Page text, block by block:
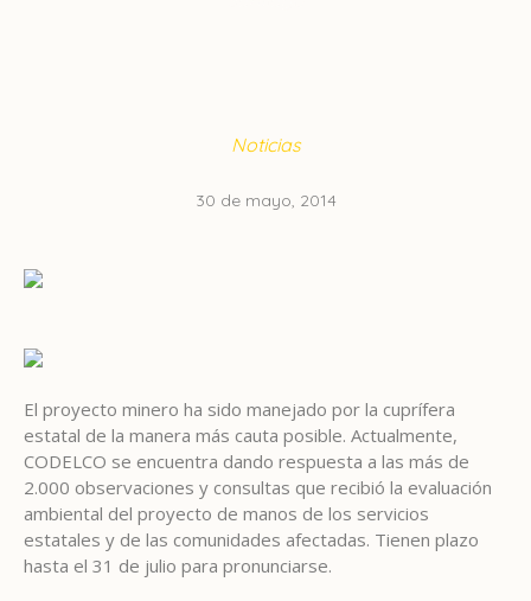
Noticias
30 de mayo, 2014
El proyecto minero ha sido manejado por la cuprífera
estatal de la manera más cauta posible. Actualmente,
CODELCO se encuentra dando respuesta a las más de
2.000 observaciones y consultas que recibió la evaluación
ambiental del proyecto de manos de los servicios
estatales y de las comunidades afectadas. Tienen plazo
hasta el 31 de julio para pronunciarse.